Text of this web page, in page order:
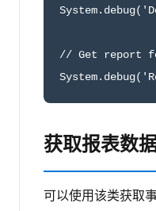
// Get report
获取报表数
可以使用该类获取